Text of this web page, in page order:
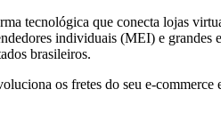
tecnológica que conecta lojas
individuais (MEI) e grandes
brasileiros.
os fretes do seu e-